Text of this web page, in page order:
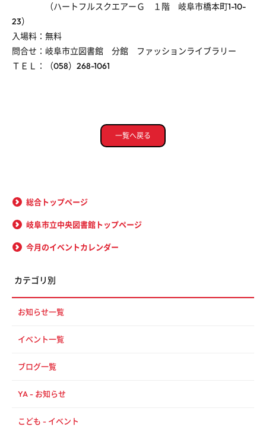
（ハートフルスクエアーＧ １階 岐阜市橋本町1-10-
23）
入場料：無料
問合せ：岐阜市立図書館 分館 ファッションライブラリー
ＴＥＬ：（058）268-1061
一覧へ戻る
総合トップページ
岐阜市立中央図書館トップページ
今月のイベントカレンダー
カテゴリ別
お知らせ一覧
イベント一覧
ブログ一覧
YA - お知らせ
こども - イベント